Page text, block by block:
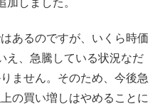
しました。
あるのですが、いくら時価
え、急騰している状況なだ
ません。そのため、今後急
の買い増しはやめることに